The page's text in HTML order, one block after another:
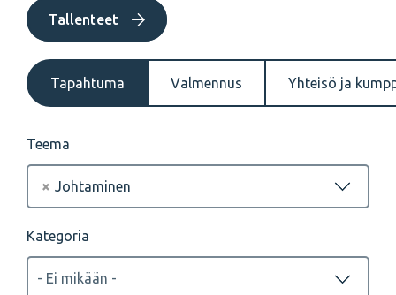
Tallenteet
Tapahtuma Valmennus Yhteisö ja
Teema
× Johtaminen
Kategoria